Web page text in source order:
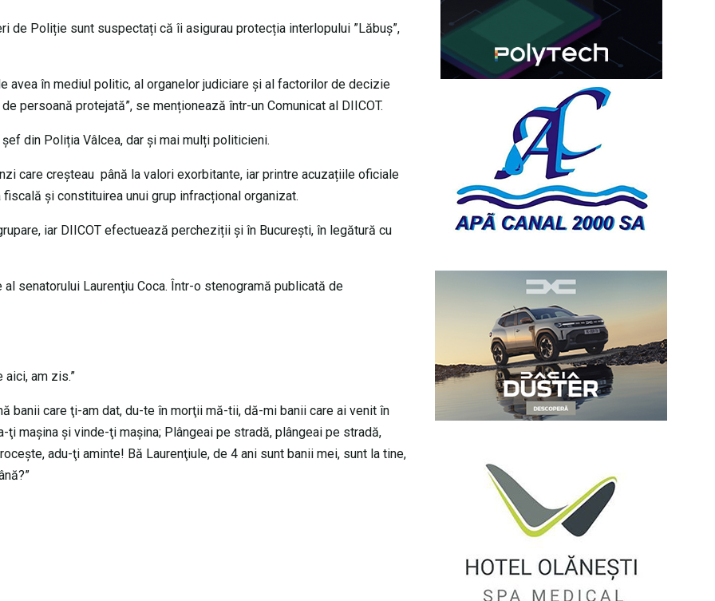
de Poliție sunt suspectați că îi asigurau protecția interlopului ”Lăbuș”,
avea în mediul politic, al organelor judiciare şi al factorilor de decizie
persoană protejată”, se menționează într-un Comunicat al DIICOT.
din Poliția Vâlcea, dar și mai mulți politicieni.
care creșteau până la valori exorbitante, iar printre acuzațiile oficiale
și constituirea unui grup infracțional organizat.
iar DIICOT efectuează percheziții și în București, în legătură cu
senatorului Laurenţiu Coca. Într-o stenogramă publicată de
aici, am zis.”
banii care ţi-am dat, du-te în morţii mă-tii, dă-mi banii care ai venit în
maşina şi vinde-ţi maşina; Plângeai pe stradă, plângeai pe stradă,
adu-ţi aminte! Bă Laurenţiule, de 4 ani sunt banii mei, sunt la tine,